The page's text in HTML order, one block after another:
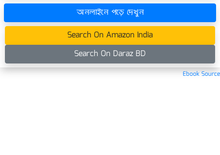
অনলাইনে পড়ে দেখুন
Search On Amazon India
Search On Daraz BD
Ebook Source